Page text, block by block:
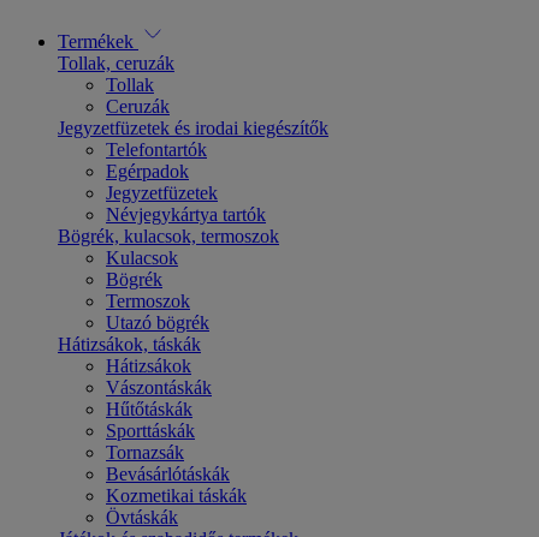
Termékek
Tollak, ceruzák
Tollak
Ceruzák
Jegyzetfüzetek és irodai kiegészítők
Telefontartók
Egérpadok
Jegyzetfüzetek
Névjegykártya tartók
Bögrék, kulacsok, termoszok
Kulacsok
Bögrék
Termoszok
Utazó bögrék
Hátizsákok, táskák
Hátizsákok
Vászontáskák
Hűtőtáskák
Sporttáskák
Tornazsák
Bevásárlótáskák
Kozmetikai táskák
Övtáskák